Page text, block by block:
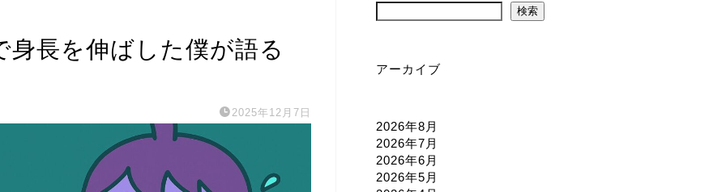
身長を伸ばした僕が語る
2025年12月7日
検索
アーカイブ
2026年8月
2026年7月
2026年6月
2026年5月